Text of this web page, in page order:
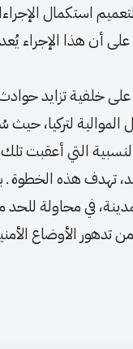
استكمال
على أن هذا
خلفية تزايد
الموالية لتركيا،
التي أعقبت
تهدف هذه الخطوة
في محاولة
تدهور الأوضاع